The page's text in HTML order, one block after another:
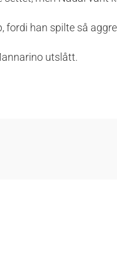
han spilte så
utslått.